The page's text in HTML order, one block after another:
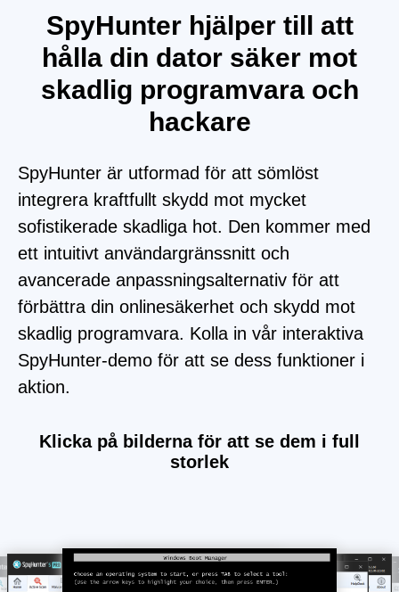
SpyHunter hjälper till att
hålla din dator säker mot
skadlig programvara och
hackare
SpyHunter är utformad för att sömlöst
integrera kraftfullt skydd mot mycket
sofistikerade skadliga hot. Den kommer med
ett intuitivt användargränssnitt och
avancerade anpassningsalternativ för att
förbättra din onlinesäkerhet och skydd mot
skadlig programvara. Kolla in vår interaktiva
SpyHunter-demo för att se dess funktioner i
aktion.
Klicka på bilderna för att se dem i full
storlek